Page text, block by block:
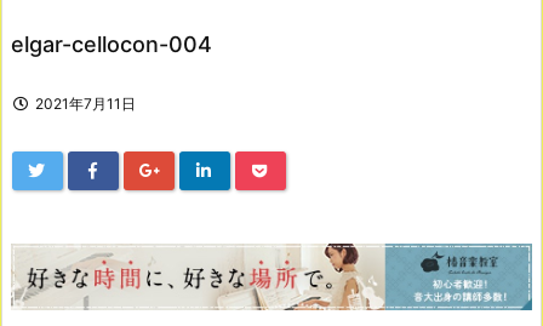
elgar-cellocon-004
2021年7月11日